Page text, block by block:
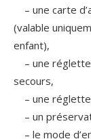
– une carte
(valable
enfant),
– une réglette
secours,
– une réglette
– un
– le mode